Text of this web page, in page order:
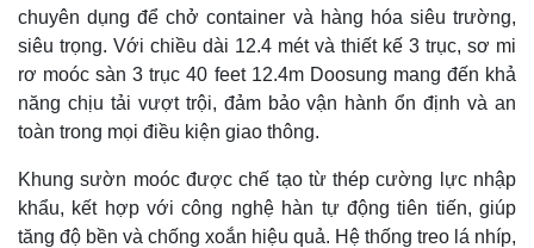
chuyên dụng để chở container và hàng hóa siêu trường,
siêu trọng. Với chiều dài 12.4 mét và thiết kế 3 trục, sơ mi
rơ moóc sàn 3 trục 40 feet 12.4m Doosung mang đến khả
năng chịu tải vượt trội, đảm bảo vận hành ổn định và an
toàn trong mọi điều kiện giao thông.
Khung sườn moóc được chế tạo từ thép cường lực nhập
khẩu, kết hợp với công nghệ hàn tự động tiên tiến, giúp
tăng độ bền và chống xoắn hiệu quả. Hệ thống treo lá nhíp,